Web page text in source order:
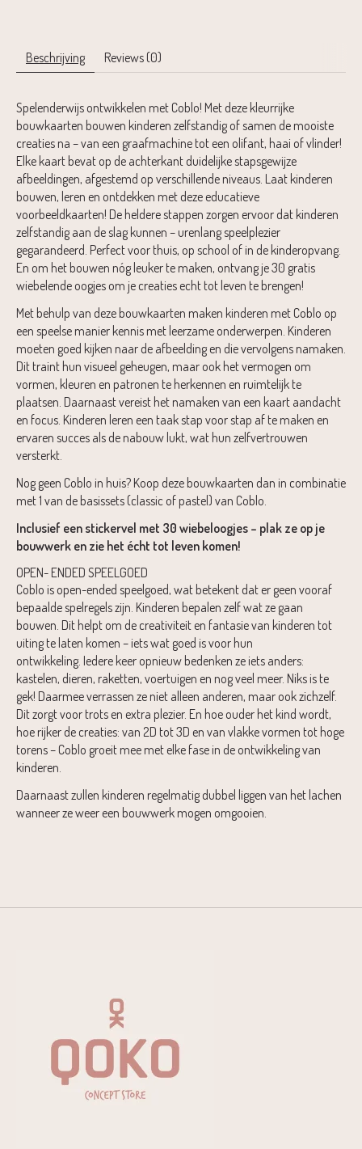
Beschrijving Reviews (0)
Spelenderwijs ontwikkelen met Coblo! Met deze kleurrijke
bouwkaarten bouwen kinderen zelfstandig of samen de mooiste
creaties na – van een graafmachine tot een olifant, haai of vlinder!
Elke kaart bevat op de achterkant duidelijke stapsgewijze
afbeeldingen, afgestemd op verschillende niveaus. Laat kinderen
bouwen, leren en ontdekken met deze educatieve
voorbeeldkaarten! De heldere stappen zorgen ervoor dat kinderen
zelfstandig aan de slag kunnen – urenlang speelplezier
gegarandeerd. Perfect voor thuis, op school of in de kinderopvang.
En om het bouwen nóg leuker te maken, ontvang je 30 gratis
wiebelende oogjes om je creaties echt tot leven te brengen!
Met behulp van deze bouwkaarten maken kinderen met Coblo op
een speelse manier kennis met leerzame onderwerpen. Kinderen
moeten goed kijken naar de afbeelding en die vervolgens namaken.
Dit traint hun visueel geheugen, maar ook het vermogen om
vormen, kleuren en patronen te herkennen en ruimtelijk te
plaatsen. Daarnaast vereist het namaken van een kaart aandacht
en focus. Kinderen leren een taak stap voor stap af te maken en
ervaren succes als de nabouw lukt, wat hun zelfvertrouwen
versterkt.
Nog geen Coblo in huis? Koop deze bouwkaarten dan in combinatie
met 1 van de basissets (classic of pastel) van Coblo.
Inclusief een stickervel met 30 wiebeloogjes – plak ze op je
bouwwerk en zie het écht tot leven komen!
OPEN- ENDED SPEELGOED
Coblo is open-ended speelgoed, wat betekent dat er geen vooraf
bepaalde spelregels zijn. Kinderen bepalen zelf wat ze gaan
bouwen. Dit helpt om de creativiteit en fantasie van kinderen tot
uiting te laten komen – iets wat goed is voor hun
ontwikkeling. Iedere keer opnieuw bedenken ze iets anders:
kastelen, dieren, raketten, voertuigen en nog veel meer. Niks is te
gek! Daarmee verrassen ze niet alleen anderen, maar ook zichzelf.
Dit zorgt voor trots en extra plezier. En hoe ouder het kind wordt,
hoe rijker de creaties: van 2D tot 3D en van vlakke vormen tot hoge
torens – Coblo groeit mee met elke fase in de ontwikkeling van
kinderen.
Daarnaast zullen kinderen regelmatig dubbel liggen van het lachen
wanneer ze weer een bouwwerk mogen omgooien.